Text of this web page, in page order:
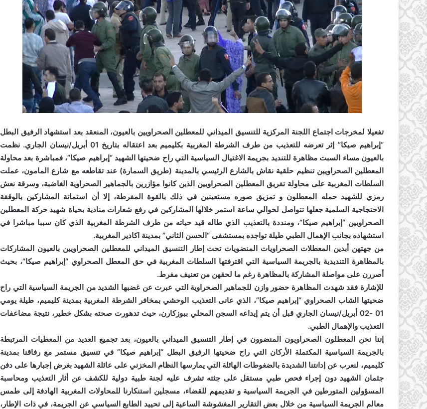
تفعيلا لمخرجات اجتماع اللجنة المركزية للتنسيق الميداني للمعطلين الصحراويين بالعيون، المنعقد بعد استشهاد الرفيق البطل
“إبراهيم صيكا” إثر تعرضه للتعذيب من طرف الشرطة المغربية بكليميم بعد اعتقاله بتاريخ 01 أبريل/نيسان الجاري.
نظمت
بالعيون مساء السبت مظاهرة للتنديد بجريمة الاغتيال السياسية التي راح ضحيتها الشهيد “إبراهيم صيكا”، فمباشرة بعد محاولة
المعطلين الصحراويين تنظيم حلقية نقاش بالشارع الرئيسي بالمدينة (طريق السمارة) عند تقاطعه مع شارع المامون، عملت
السلطات المغربية على محاولة تفريق المعطلين الصحراويين الذين كانوا مؤازرين بالجماهير الصحراوية الغاضبة، وسرقة نعش
رمزي للشهيد حمله المعطلون و تمزيق صوره مستعينين في ذلك بالقوة المفرطة، إلا أن استماتة المشاركين بالوقفة
الاحتجاجية السلمية جعلها تتواصل لحوالي ساعة استمر خلالها المشاركين في رفع شعارات منادية بحياة شهيد حركة المعطلين
الصحراويين “إبراهيم صيكا”، ومنددة بالتعذيب الذي طاله قيد حياته من طرف الشرطة المغربية الذي كان سببا مباشرا في
استشهاده بجانب الإهمال الطبي طيلة تواجده بمستشفى “الحسن الثاني” بمدينة اكادير المغربية.
من جهتهن أبدين المعطلات الصحراويات المنضويات تحت إطار التنسيق الميداني للمعطلين الصحراويين بالعيون المشاركات
بالمظاهرة التنديدية بالجريمة السياسية التي اقترفتها السلطات المغربية في حق المعطل الصحراوي “إبراهيم صيكا”، بحيث
أصررن على مواصلة المشاركة بالمظاهرة رغم ما لحقهن من تعنيف مفرط.
للإشارة فقد شهدت المظاهرة حضور وازن للجماهير الصحراوية التي عبرت عن غضبها الشديد من الجريمة السياسية التي راح
ضحيتها الشاب الصحراوي “إبراهيم صيكا”، الذي عانى التعذيب الوحشي بمخافر الشرطة المغربية بمدينة كليميم، طيلة يومي
01 -02 أبريل/نيسان الجاري قبل أن يتم إيداعه السجن المحلي ببوزكارن، حيث تدهورت صحته بشكل خطير، نتيجة مضاعفات
التعذيب والإهمال الطبي.
إننا نحن المعطلون الصحراويون المنضوون في إطار التنسيق الميداني بالعيون، بعد تجميع العديد من المعطيات المرتبطة
بالجريمة السياسية المكتملة الأركان التي راح ضحيتها الرفيق البطل “إبراهيم صيكا” في تنسيق مستمر مع رفاقنا بمدينة
كليميم، لنعرب عن إدانتنا الشديدة بالضغوطات الهائلة التي يمارسها النظام المخزني على عائلة الشهيد بغرض إجبارها على دفن
جثمان الشهيد دون إجراء فحص طبي مستقل على جثته تشرف عليه لجنة طبية دولية للكشف عن أثار التعذيب ومحاسبة
المسؤولين المتورطين في الجريمة السياسية و تقديمهم للقضاء، مسجلين استنكارنا للمحاولات المغربية الهادفة إلى طمس
معالم الجريمة السياسية من خلال بعض التقارير المغشوشة الساعية إلى تحييد الطابع السياسي عن الجريمة، في ذات الإطار،